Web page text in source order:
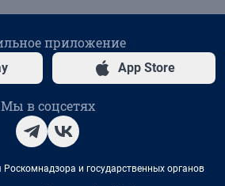
приложение
App Store
Мы в соцсетях
и государственных органов